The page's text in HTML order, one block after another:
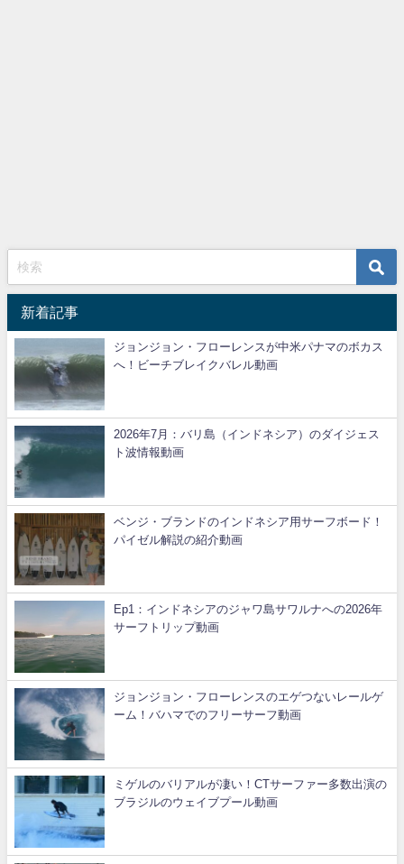
新着記事
ジョンジョン・フローレンスが中米パナマのボカス
へ！ビーチブレイクバレル動画
2026年7月：バリ島（インドネシア）のダイジェス
ト波情報動画
ベンジ・ブランドのインドネシア用サーフボード！
パイゼル解説の紹介動画
Ep1：インドネシアのジャワ島サワルナへの2026年
サーフトリップ動画
ジョンジョン・フローレンスのエゲつないレールゲ
ーム！バハマでのフリーサーフ動画
ミゲルのバリアルが凄い！CTサーファー多数出演の
ブラジルのウェイブプール動画